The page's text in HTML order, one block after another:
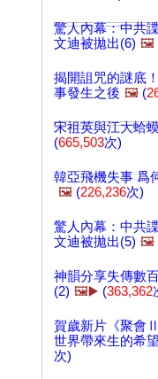
驚人內幕：中共
文迪被拋出(6) 🖼️
揭開詛咒的謎底
事發生之後 🖼️ (
宋祖英與江大蛤
(665,503次)
韓亞飛機失事 爲
🖼️ (226,236次)
驚人內幕：中共
文迪被拋出(5) 🖼️
神韻分享失傳數
(2) 🖼️▶️ (363,362
賀歲新片《聚會
世界帶來生的希望
次)